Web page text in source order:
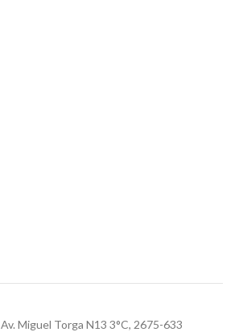
Av. Miguel Torga N13 3°C, 2675-633